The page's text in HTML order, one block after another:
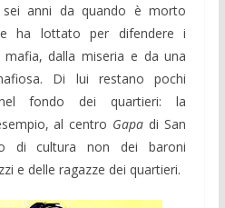
anni da quando è morto
ha lottato per difendere i
mafia, dalla miseria e da una
Di lui restano pochi
fondo dei quartieri: la
al centro Gapa di San
di cultura non dei baroni
e delle ragazze dei quartieri.